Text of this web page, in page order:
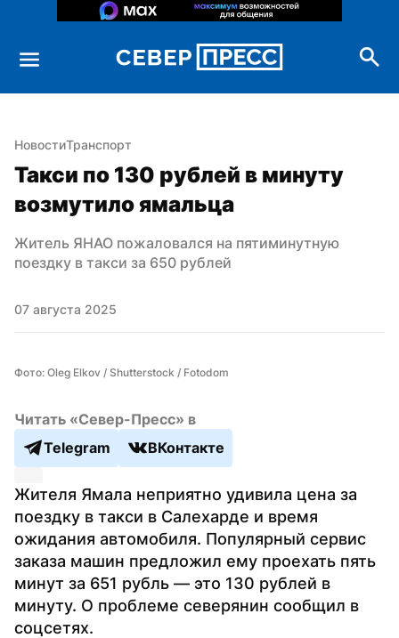
НовостиТранспорт
Такси по 130 рублей в минуту
возмутило ямальца
Житель ЯНАО пожаловался на пятиминутную
поездку в такси за 650 рублей
07 августа 2025
Фото: Oleg Elkov / Shutterstock / Fotodom
Читать «Север-Пресс» в
Telegram
ВКонтакте
Жителя Ямала неприятно удивила цена за
поездку в такси в Салехарде и время
ожидания автомобиля. Популярный сервис
заказа машин предложил ему проехать пять
минут за 651 рубль — это 130 рублей в
минуту. О проблеме северянин сообщил в
соцсетях.